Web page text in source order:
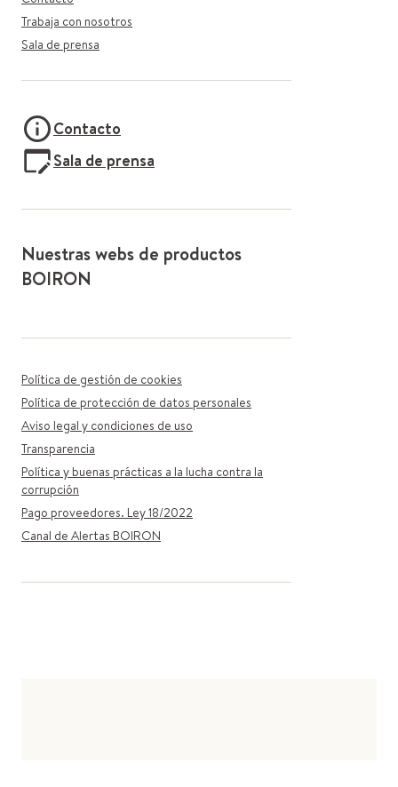
Trabaja con nosotros
Sala de prensa
Contacto
Sala de prensa
Nuestras webs de productos
BOIRON
Política de gestión de cookies
Política de protección de datos personales
Aviso legal y condiciones de uso
Transparencia
Política y buenas prácticas a la lucha contra la
corrupción
Pago proveedores. Ley 18/2022
Canal de Alertas BOIRON